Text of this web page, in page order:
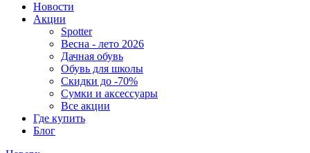
Новости
Акции
Spotter
Весна - лето 2026
Дачная обувь
Обувь для школы
Скидки до -70%
Сумки и аксессуары
Все акции
Где купить
Блог